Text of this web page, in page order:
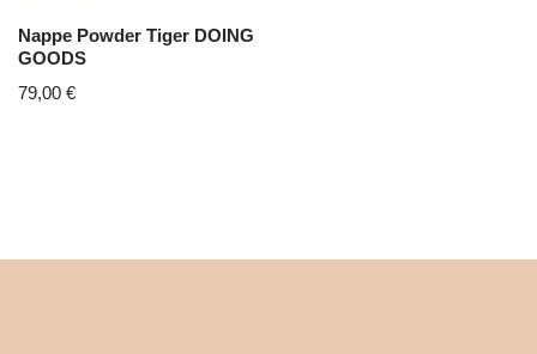
Nappe Powder Tiger DOING
GOODS
79,00 €